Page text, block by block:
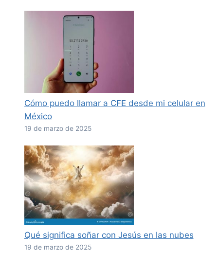
Cómo puedo llamar a CFE desde mi celular en
México
19 de marzo de 2025
Qué significa soñar con Jesús en las nubes
19 de marzo de 2025